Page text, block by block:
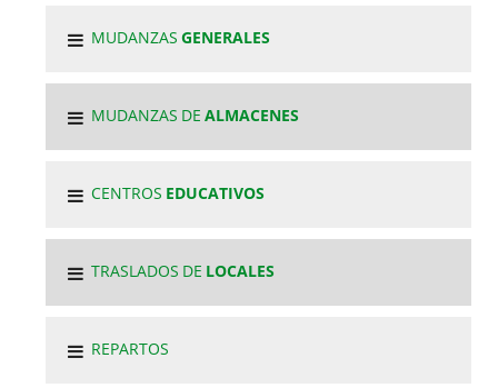
MUDANZASGENERALES
MUDANZAS DEALMACENES
CENTROS EDUCATIVOS
TRASLADOS DE LOCALES
REPARTOS